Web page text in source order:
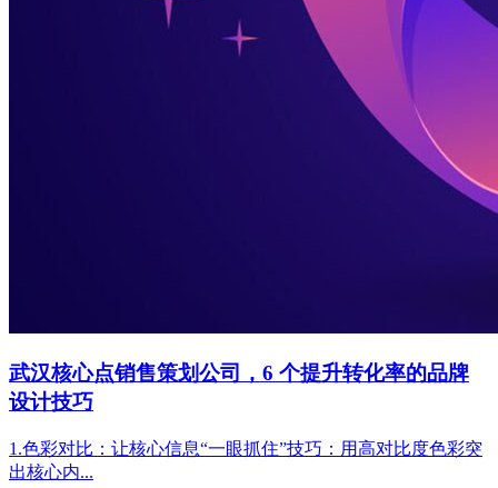
武汉核心点销售策划公司，6 个提升转化率的品牌
设计技巧
1.色彩对比：让核心信息“一眼抓住”技巧：用高对比度色彩突
出核心内...